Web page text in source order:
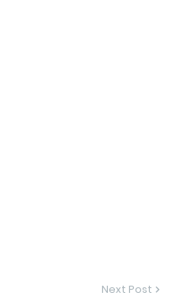
Next Post